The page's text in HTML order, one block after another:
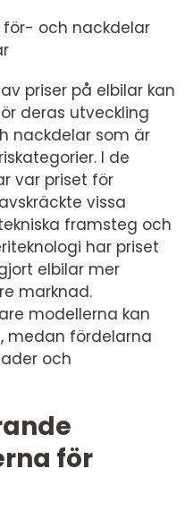
för- och nackdelar
priser på elbilar kan
deras utveckling
nackdelar som är
I de
var priset för
vissa
framsteg och
har priset
elbilar mer
marknad.
modellerna kan
medan fördelarna
och
för